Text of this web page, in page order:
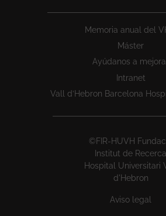
Memoria anual del
Máster
Ayúdanos a
Intranet
Vall d’Hebron Barcelona
©FIR-HUVH
Institut de Recerca
Hospital Universitari
d'Hebron
Aviso legal